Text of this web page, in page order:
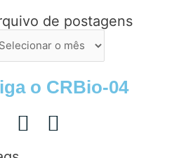
de postagens
o CRBio-04